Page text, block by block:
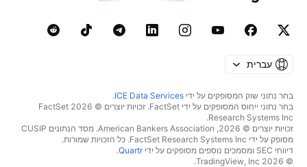
עברית
בחר נתוני שוק המסופקים על ידי ICE Data Services
.
בחר נתוני ייחוס המסופקים על ידי FactSet. זכויות יוצרים © 2026 ‏FactSet
Research Systems Inc.‏
זכויות יוצרים © 2026, ‏American Bankers Association. מסד הנתונים CUSIP
מסופק על ידי FactSet Research Systems Inc. כל הזכויות שמורות.
דיווחי SEC ומסמכים נוספים מסופקים על ידי
Quartr
.
© 2026 ‏TradingView, Inc.‏